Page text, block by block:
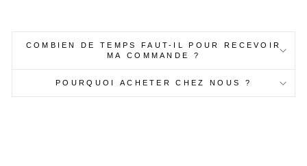
COMBIEN DE TEMPS FAUT-IL POUR RECEVOIR
MA COMMANDE ?
POURQUOI ACHETER CHEZ NOUS ?